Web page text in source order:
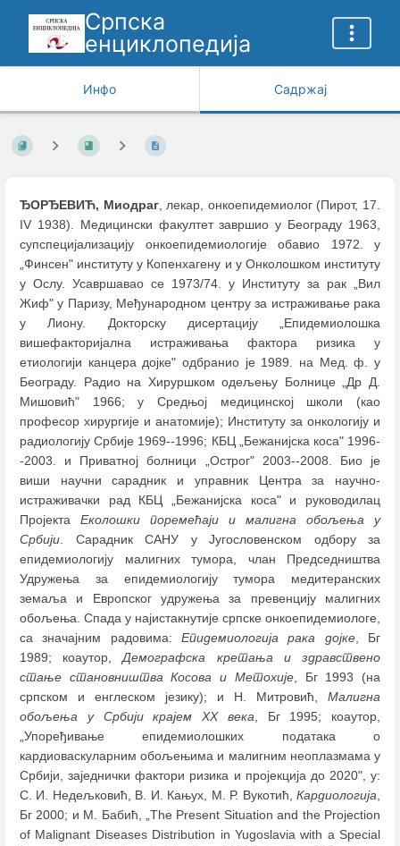
Српска
енциклопедија
Инфо Садржај
ЂОРЂЕВИЋ, Миодраг, лекар, онкоепидемиолог (Пирот, 17.
IV 1938). Медицински факултет завршио у Београду 1963,
супспецијализацију онкоепидемиологије обавио 1972. у
„Финсен" институту у Копенхагену и у Онколошком институту
у Ослу. Усавршавао се 1973/74. у Институту за рак „Вил
Жиф" у Паризу, Међународном центру за истраживање рака
у Лиону. Докторску дисертацију „Епидемиолошка
вишефакторијална истраживања фактора ризика у
етиологији канцера дојке" одбранио је 1989. на Мед. ф. у
Београду. Радио на Хируршком одељењу Болнице „Др Д.
Мишовић" 1966; у Средњој медицинској школи (као
професор хирургије и анатомије); Институту за онкологију и
радиологију Србије 1969--1996; КБЦ „Бежанијска коса" 1996-
-2003. и Приватној болници „Острог" 2003--2008. Био је
виши научни сарадник и управник Центра за научно-
истраживачки рад КБЦ „Бежанијска коса" и руководилац
Пројекта Еколошки поремећаји и малигна обољења у
Србији. Сарадник САНУ у Југословенском одбору за
епидемиологију малигних тумора, члан Председништва
Удружења за епидемиологију тумора медитеранских
земаља и Европског удружења за превенцију малигних
обољења. Спада у најистакнутије српске онкоепидемиологе,
са значајним радовима: Епидемиологија рака дојке, Бг
1989; коаутор,Демографска кретања и здравствено
стање становништва Косова и Метохије, Бг 1993 (на
српском и енглеском језику); и Н. Митровић, Малигна
обољења у Србији крајем XX века, Бг 1995; коаутор,
„Упоређивање епидемиолошких података о
кардиоваскуларним обољењима и малигним неоплазмама у
Србији, заједнички фактори ризика и пројекција до 2020", у:
С. И. Недељковић, В. И. Кањух, М. Р. Вукотић, Кардиологија,
Бг 2000; и М. Бабић, „The Present Situation and the Projection
of Malignant Diseases Distribution in Yugoslavia with a Special